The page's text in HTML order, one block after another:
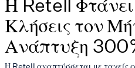
Κλήσεις τον
Ανάπτυξη